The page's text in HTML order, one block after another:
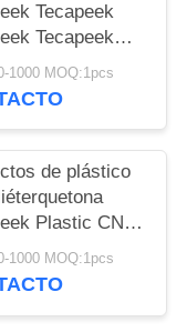
Tecapeek
Tecapeek
Tecapeek
Tecapeek
Tecapeek
Tecapeek
Tecapeek
Tecapeek
Tecapeek
Tecapeek
1000 MOQ:1pcs
de plástico
Plastic CNC
Delrin POM
PEEK
1000 MOQ:1pcs